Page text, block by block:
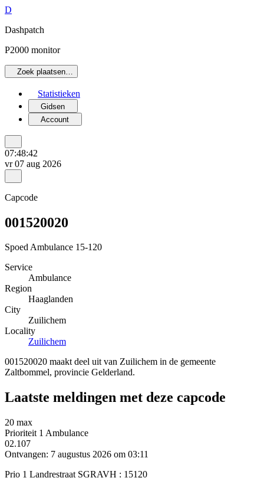
D
Dashpatch
P2000 monitor
Zoek plaatsen…
Statistieken
Gidsen
Account
07:48:42
vr 07 aug 2026
Capcode
001520020
Spoed Ambulance 15-120
Service
Ambulance
Region
Haaglanden
City
Zuilichem
Locality
Zuilichem
001520020 maakt deel uit van Zuilichem in de gemeente
Zaltbommel, provincie Gelderland.
Laatste meldingen met deze capcode
20 max
Prioriteit 1 Ambulance
02.107
Ontvangen: 7 augustus 2026 om 03:11
Prio 1 Landrestraat SGRAVH : 15120